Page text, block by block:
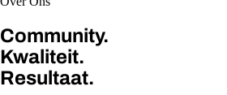
Community.
Kwaliteit.
Resultaat.